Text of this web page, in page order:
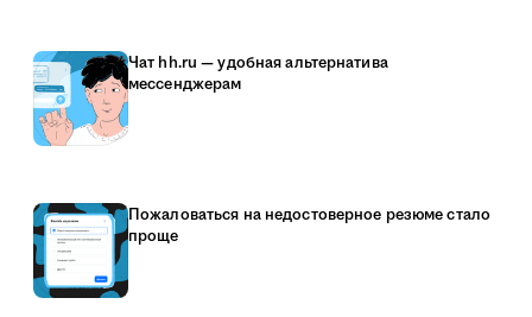
Чат hh.ru — удобная альтернатива
мессенджерам
Пожаловаться на недостоверное резюме стало
проще